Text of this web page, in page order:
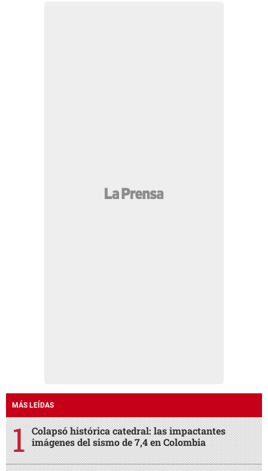
MÁS LEÍDAS
Colapsó histórica catedral: las impactantes
imágenes del sismo de 7,4 en Colombia